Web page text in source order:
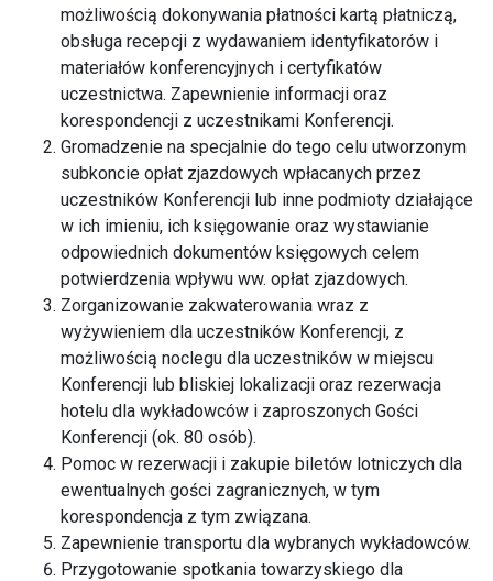
możliwością dokonywania płatności kartą płatniczą,
obsługa recepcji z wydawaniem identyfikatorów i
materiałów konferencyjnych i certyfikatów
uczestnictwa. Zapewnienie informacji oraz
korespondencji z uczestnikami Konferencji.
Gromadzenie na specjalnie do tego celu utworzonym
subkoncie opłat zjazdowych wpłacanych przez
uczestników Konferencji lub inne podmioty działające
w ich imieniu, ich księgowanie oraz wystawianie
odpowiednich dokumentów księgowych celem
potwierdzenia wpływu ww. opłat zjazdowych.
Zorganizowanie zakwaterowania wraz z
wyżywieniem dla uczestników Konferencji, z
możliwością noclegu dla uczestników w miejscu
Konferencji lub bliskiej lokalizacji oraz rezerwacja
hotelu dla wykładowców i zaproszonych Gości
Konferencji (ok. 80 osób).
Pomoc w rezerwacji i zakupie biletów lotniczych dla
ewentualnych gości zagranicznych, w tym
korespondencja z tym związana.
Zapewnienie transportu dla wybranych wykładowców.
Przygotowanie spotkania towarzyskiego dla